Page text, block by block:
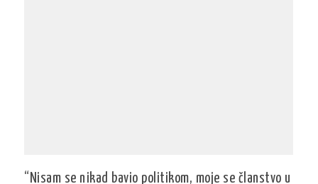
“Nisam se nikad bavio politikom, moje se članstvo u